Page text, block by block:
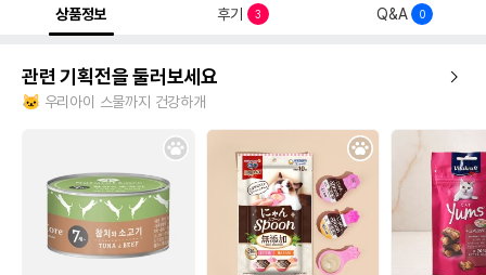
상품정보 후기 3 Q&A 0
관련 기획전을 둘러보세요
🐱 우리아이 스물까지 건강하개